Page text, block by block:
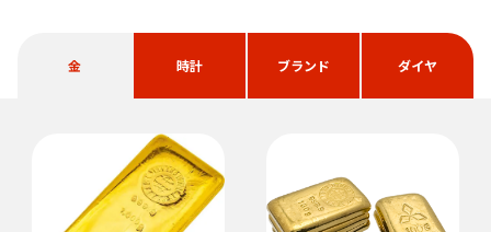
金 時計 ブランド ダイヤ